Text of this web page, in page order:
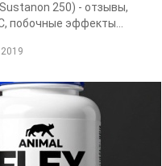
250) - отзывы,
побочные эффекты...